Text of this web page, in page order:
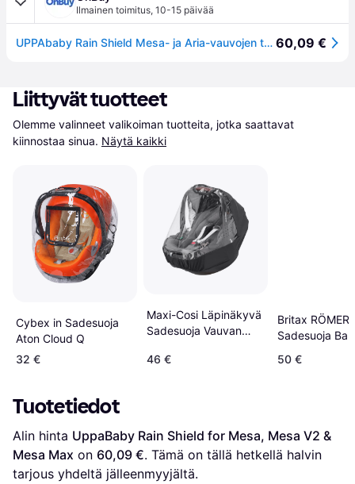
Ilmainen toimitus, 10-15 päivää
UPPAbaby Rain Shield Mesa- ja Aria-vauvojen turvaistuintelineille - Veden- ja tuulenpitv kansi - Tuuletus - Pikakiinnitys 60,09 €
Liittyvät tuotteet
Olemme valinneet valikoiman tuotteita, jotka saattavat
kiinnostaa sinua. Näytä kaikki
Cybex in Sadesuoja
Aton Cloud Q
32 €
Maxi-Cosi Läpinäkyvä
Sadesuoja Vauvan
46 €
Britax RÖMER
Sadesuoja
50 €
Tuotetiedot
Alin hinta UppaBaby Rain Shield for Mesa, Mesa V2 &
Mesa Max on 60,09 €. Tämä on tällä hetkellä halvin
tarjous yhdeltä jälleenmyyjältä.